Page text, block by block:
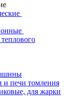
и печи томления
для жарки